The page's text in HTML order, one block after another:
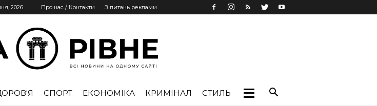
2026 Про нас / Контакти З питань реклами
СПОРТ ЕКОНОМІКА КРИМІНАЛ СТИЛЬ